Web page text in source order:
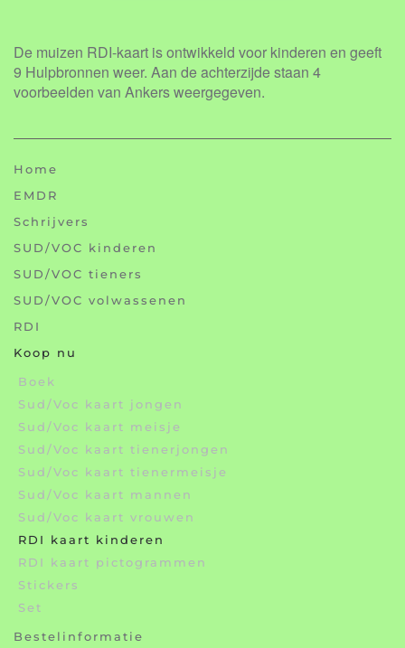
De muizen RDI-kaart is ontwikkeld voor kinderen en geeft
9 Hulpbronnen weer. Aan de achterzijde staan 4
voorbeelden van Ankers weergegeven.
Home
EMDR
Schrijvers
SUD/VOC kinderen
SUD/VOC tieners
SUD/VOC volwassenen
RDI
Koop nu
Boek
Sud/Voc kaart jongen
Sud/Voc kaart meisje
Sud/Voc kaart tienerjongen
Sud/Voc kaart tienermeisje
Sud/Voc kaart mannen
Sud/Voc kaart vrouwen
RDI kaart kinderen
RDI kaart pictogrammen
Stickers
Set
Bestelinformatie